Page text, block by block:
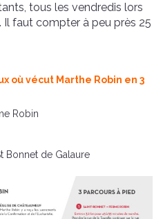
tous les vendredis lors
Il faut compter à peu près 25
où vécut Marthe Robin en 3
Robin
Bonnet de Galaure